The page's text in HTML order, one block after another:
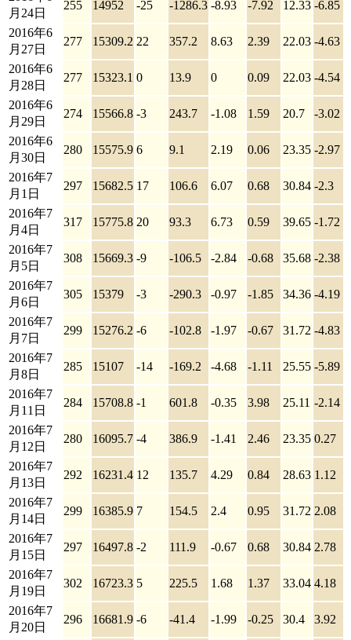
月24日
255 14952 -25 -1286.3 -8.93 -7.92 12.33 -6.85
2016年6
月27日
277 15309.2 22 357.2 8.63 2.39 22.03 -4.63
2016年6
月28日
277 15323.1 0 13.9 0 0.09 22.03 -4.54
2016年6
月29日
274 15566.8 -3 243.7 -1.08 1.59 20.7 -3.02
2016年6
月30日
280 15575.9 6 9.1 2.19 0.06 23.35 -2.97
2016年7
月1日
297 15682.5 17 106.6 6.07 0.68 30.84 -2.3
2016年7
月4日
317 15775.8 20 93.3 6.73 0.59 39.65 -1.72
2016年7
月5日
308 15669.3 -9 -106.5 -2.84 -0.68 35.68 -2.38
2016年7
月6日
305 15379 -3 -290.3 -0.97 -1.85 34.36 -4.19
2016年7
月7日
299 15276.2 -6 -102.8 -1.97 -0.67 31.72 -4.83
2016年7
月8日
285 15107 -14 -169.2 -4.68 -1.11 25.55 -5.89
2016年7
月11日
284 15708.8 -1 601.8 -0.35 3.98 25.11 -2.14
2016年7
月12日
280 16095.7 -4 386.9 -1.41 2.46 23.35 0.27
2016年7
月13日
292 16231.4 12 135.7 4.29 0.84 28.63 1.12
2016年7
月14日
299 16385.9 7 154.5 2.4 0.95 31.72 2.08
2016年7
月15日
297 16497.8 -2 111.9 -0.67 0.68 30.84 2.78
2016年7
月19日
302 16723.3 5 225.5 1.68 1.37 33.04 4.18
2016年7
月20日
296 16681.9 -6 -41.4 -1.99 -0.25 30.4 3.92